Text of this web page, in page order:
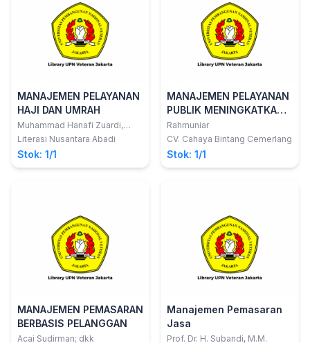
MANAJEMEN PELAYANAN
HAJI DAN UMRAH
Muhammad Hanafi Zuardi,
M.S.I.; dkk
Literasi Nusantara Abadi
Stok: 1/1
MANAJEMEN PELAYANAN
PUBLIK MENINGKATKAN
KUALITAS HIDUP
MASYARAKAT
Rahmuniar
CV. Cahaya Bintang Cemerlang
Stok: 1/1
MANAJEMEN PEMASARAN
BERBASIS PELANGGAN
Acai Sudirman; dkk
Manajemen Pemasaran
Jasa
Prof. Dr. H. Subandi, M.M.